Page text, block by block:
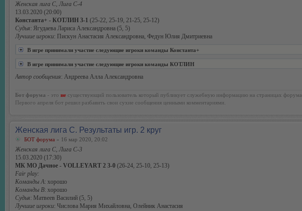
Женская лига С, Лига С-4
13.03.2020 (20:00)
Константа+ - КОТЛИН 3-1 (25-22, 25-19, 21-25, 25-12)
Судья: Ягудаева Лариса Александровна (5, 5)
Лучшие игроки: Пискун Анастасия Александровна, Федун Юлия Дмитриевна
В игре принимали участие следующие игроки команды Константа+
В игре принимали участие следующие игроки команды КОТЛИН
Автор сообщения: Андреева Алла Александровна
Бот форума - это не существующий пользователь который публикует служебную информацию на страницах форума.
Первого апреля бот решил разбавить свои сухие сообщения ценными комментариями.
Женская лига С. Результаты игр. 2 круг
БОТ форума » 16 мар 2020, 20:02
Женская лига С, Лига С-3
15.03.2020 (17:30)
МК МО Дачное - VOLLEYART 2 3-0 (26-24, 25-10, 25-13)
Fair play:
Команды А: хорошо
Команды В: хорошо
Судья: Матвеев Василий (5, 5)
Лучшие игроки: Числова Мария Михайловна, Олейник Анастасия